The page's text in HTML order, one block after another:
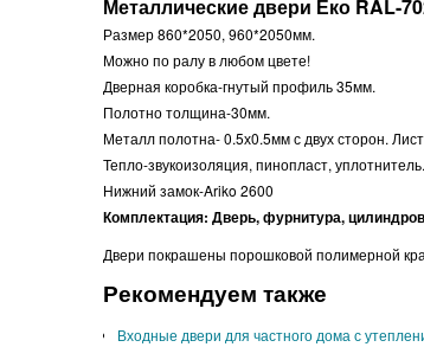
Металлические двери Еко RAL-
Размер 860*2050, 960*2050мм.
Можно по ралу в любом цвете!
Дверная коробка-гнутый профиль 35мм.
Полотно толщина-30мм.
Металл полотна- 0.5х0.5мм с двух сторон.
Тепло-звукоизоляция, пинопласт, уплотнитель.
Нижний замок-Ariko 2600
Комплектация: Дверь, фурнитура,
Двери покрашены порошковой полимерной
Рекомендуем также
Входные двери для частного дома с